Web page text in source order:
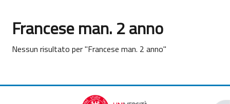
Francese man. 2 anno
Nessun risultato per "Francese man. 2 anno"